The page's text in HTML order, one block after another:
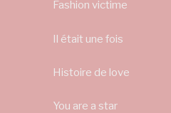
Fashion victime
Il était une fois
Histoire de love
You are a star